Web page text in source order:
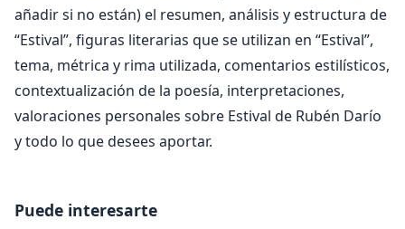
añadir si no están) el resumen, análisis y estructura de
“Estival”, figuras literarias que se utilizan en “Estival”,
tema, métrica y rima utilizada, comentarios estilísticos,
contextualización de la poesía, interpretaciones,
valoraciones personales sobre Estival de Rubén Darío
y todo lo que desees aportar.
Puede interesarte